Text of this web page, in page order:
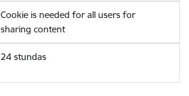
Cookie is needed for all users for
sharing content
24 stundas